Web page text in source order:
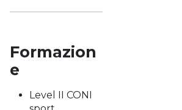
Formazion
e
Level II CONI